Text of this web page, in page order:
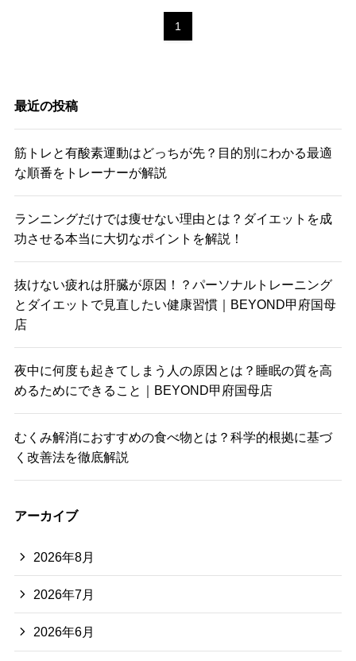
1
最近の投稿
筋トレと有酸素運動はどっちが先？目的別にわかる最適
な順番をトレーナーが解説
ランニングだけでは痩せない理由とは？ダイエットを成
功させる本当に大切なポイントを解説！
抜けない疲れは肝臓が原因！？パーソナルトレーニング
とダイエットで見直したい健康習慣｜BEYOND甲府国母
店
夜中に何度も起きてしまう人の原因とは？睡眠の質を高
めるためにできること｜BEYOND甲府国母店
むくみ解消におすすめの食べ物とは？科学的根拠に基づ
く改善法を徹底解説
アーカイブ
2026年8月
2026年7月
2026年6月